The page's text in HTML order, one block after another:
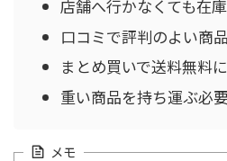
店舗へ行かなくても在
口コミで評判のよい商
まとめ買いで送料無料
重い商品を持ち運ぶ必
メモ